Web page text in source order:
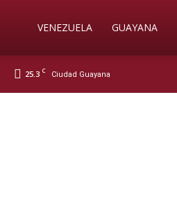
SoyVENEZUELA GUAYANA
25.3 C Ciudad Guayana